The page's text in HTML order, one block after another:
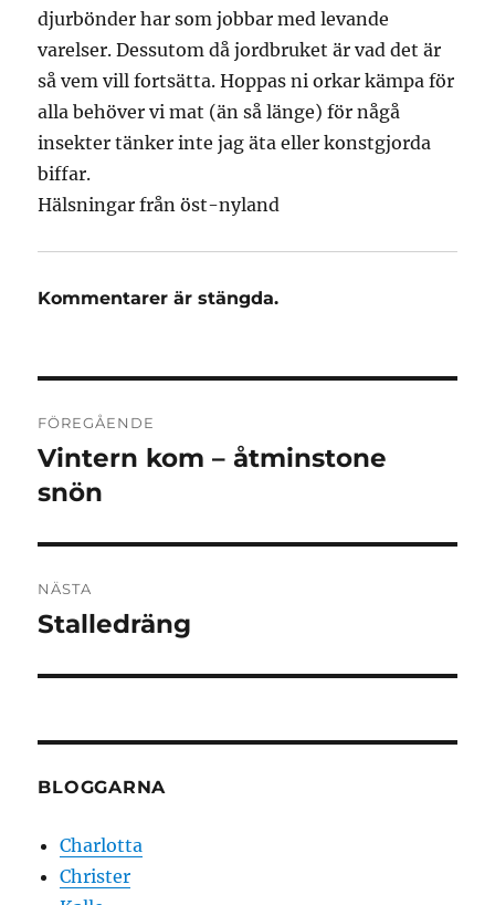
djurbönder har som jobbar med levande
varelser. Dessutom då jordbruket är vad det är
så vem vill fortsätta. Hoppas ni orkar kämpa för
alla behöver vi mat (än så länge) för någå
insekter tänker inte jag äta eller konstgjorda
biffar.
Hälsningar från öst-nyland
Kommentarer är stängda.
FÖREGÅENDE
Föregående
inlägg:
Vintern kom – åtminstone
snön
NÄSTA
Nästa
Stalledräng
BLOGGARNA
Charlotta
Christer